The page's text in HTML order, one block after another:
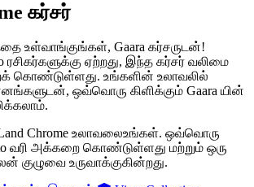
கர்சர்
உள்வாங்குங்கள், Gaara கர்சருடன்!
ஏற்றது, இந்த கர்சர் வலிமை
கொண்டுள்ளது. உங்களின் உலாவலில்
ஒவ்வொரு கிளிக்கும் Gaara யின்
Chrome உலாவலைஉங்கள். ஒவ்வொரு
வரி அக்கறை கொண்டுள்ளது மற்றும் ஒரு
உருவாக்குகின்றது.